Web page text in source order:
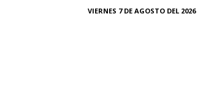
VIERNES 7 DE AGOSTO DEL 2026